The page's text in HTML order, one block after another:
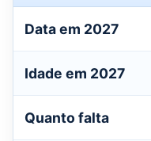
Data em 2027
Idade em 2027
Quanto falta